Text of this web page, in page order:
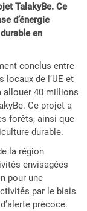
TalakyBe. Ce
d’énergie
en
conclus entre
locaux de l’UE et
allouer 40 millions
Ce projet a
forêts, ainsi que
durable.
la région
envisagées
pour une
par le biais
précoce.